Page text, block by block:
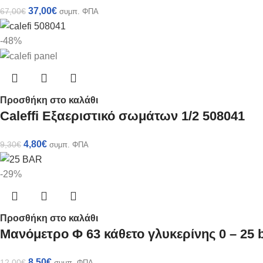
67,00€ 37,00€ συμπ. ΦΠΑ
-48%
Προσθήκη στο καλάθι
Caleffi Εξαεριστικό σωμάτων 1/2 508041
9,30€ 4,80€ συμπ. ΦΠΑ
-29%
Προσθήκη στο καλάθι
Μανόμετρο Φ 63 κάθετο γλυκερίνης 0 – 25